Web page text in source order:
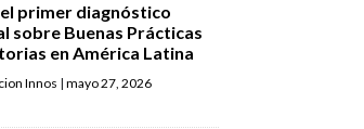
el primer diagnóstico
sobre Buenas Prácticas
en América Latina
Innos | mayo 27, 2026